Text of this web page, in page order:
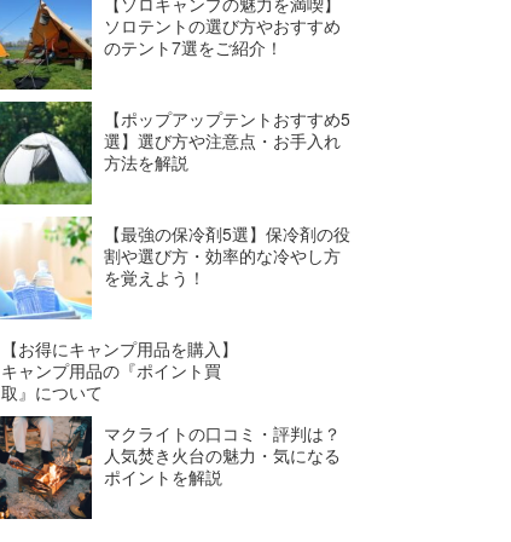
ソロテントの選び方やおすすめ
のテント7選をご紹介！
【ポップアップテントおすすめ5
選】選び方や注意点・お手入れ
方法を解説
【最強の保冷剤5選】保冷剤の役
割や選び方・効率的な冷やし方
を覚えよう！
【お得にキャンプ用品を購入】
キャンプ用品の『ポイント買
取』について
マクライトの口コミ・評判は？
人気焚き火台の魅力・気になる
ポイントを解説